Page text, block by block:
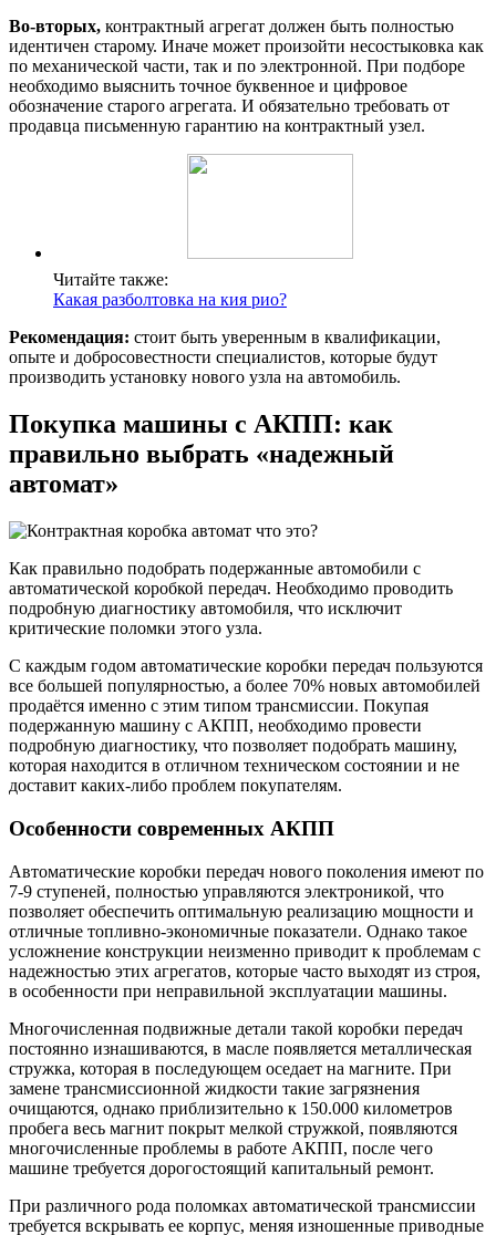
Во-вторых, контрактный агрегат должен быть полностью
идентичен старому. Иначе может произойти несостыковка как
по механической части, так и по электронной. При подборе
необходимо выяснить точное буквенное и цифровое
обозначение старого агрегата. И обязательно требовать от
продавца письменную гарантию на контрактный узел.
Читайте также:
Какая разболтовка на кия рио?
Рекомендация: стоит быть уверенным в квалификации,
опыте и добросовестности специалистов, которые будут
производить установку нового узла на автомобиль.
Покупка машины с АКПП: как
правильно выбрать «надежный
автомат»
Как правильно подобрать подержанные автомобили с
автоматической коробкой передач. Необходимо проводить
подробную диагностику автомобиля, что исключит
критические поломки этого узла.
С каждым годом автоматические коробки передач пользуются
все большей популярностью, а более 70% новых автомобилей
продаётся именно с этим типом трансмиссии. Покупая
подержанную машину с АКПП, необходимо провести
подробную диагностику, что позволяет подобрать машину,
которая находится в отличном техническом состоянии и не
доставит каких-либо проблем покупателям.
Особенности современных АКПП
Автоматические коробки передач нового поколения имеют по
7-9 ступеней, полностью управляются электроникой, что
позволяет обеспечить оптимальную реализацию мощности и
отличные топливно-экономичные показатели. Однако такое
усложнение конструкции неизменно приводит к проблемам с
надежностью этих агрегатов, которые часто выходят из строя,
в особенности при неправильной эксплуатации машины.
Многочисленная подвижные детали такой коробки передач
постоянно изнашиваются, в масле появляется металлическая
стружка, которая в последующем оседает на магните. При
замене трансмиссионной жидкости такие загрязнения
очищаются, однако приблизительно к 150.000 километров
пробега весь магнит покрыт мелкой стружкой, появляются
многочисленные проблемы в работе АКПП, после чего
машине требуется дорогостоящий капитальный ремонт.
При различного рода поломках автоматической трансмиссии
требуется вскрывать ее корпус, меняя изношенные приводные